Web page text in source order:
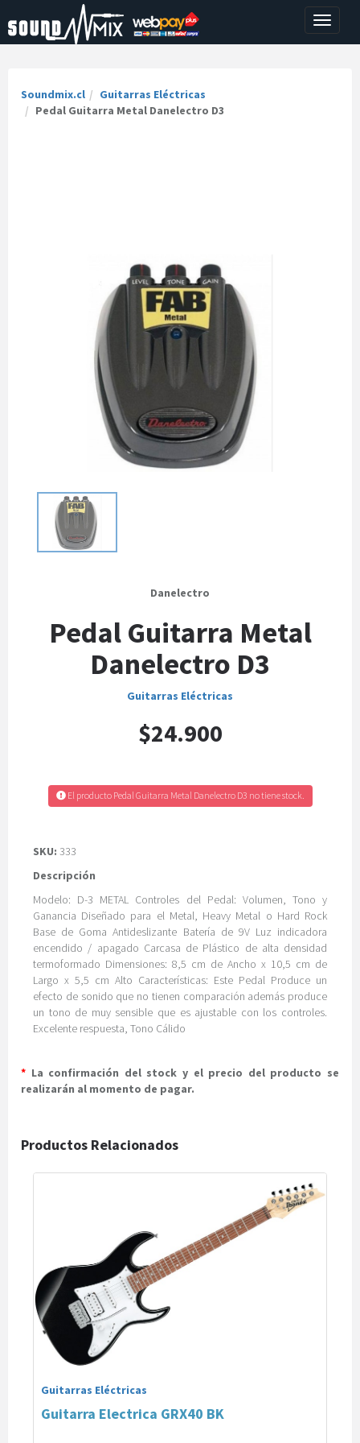
Toggle
Soundmix.cl
Guitarras Eléctricas
Pedal Guitarra Metal Danelectro D3
Danelectro
Pedal Guitarra Metal
Danelectro D3
Guitarras Eléctricas
$24.900
El producto Pedal Guitarra Metal Danelectro D3 no tiene stock.
SKU: 333
Descripción
Modelo: D-3 METAL Controles del Pedal: Volumen, Tono y
Ganancia Diseñado para el Metal, Heavy Metal o Hard Rock
Base de Goma Antideslizante Batería de 9V Luz indicadora
encendido / apagado Carcasa de Plástico de alta densidad
termoformado Dimensiones: 8,5 cm de Ancho x 10,5 cm de
Largo x 5,5 cm Alto Características: Este Pedal Produce un
efecto de sonido que no tienen comparación además produce
un tono de muy sensible que es ajustable con los controles.
Excelente respuesta, Tono Cálido
* La confirmación del stock y el precio del producto se
realizarán al momento de pagar.
Productos Relacionados
Guitarras Eléctricas
Guitarra Electrica GRX40 BK